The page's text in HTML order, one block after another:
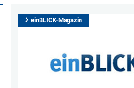
einBLICK-Magazin